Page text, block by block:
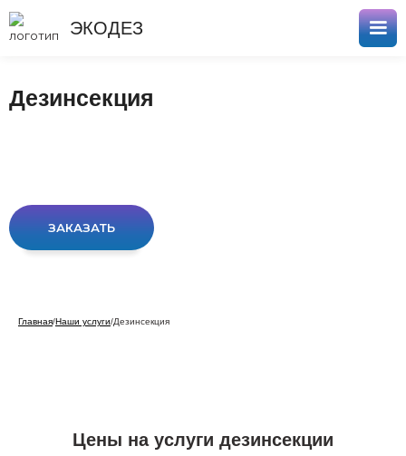
ЭКОДЕЗ
Дезинсекция
ЗАКАЗАТЬ
Главная/Наши услуги/Дезинсекция
Цены на услуги дезинсекции